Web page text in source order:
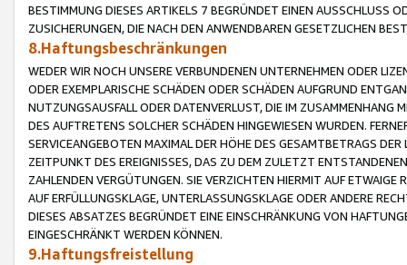
BESTIMMUNG DIESES ARTIKELS 7 BEGRÜNDET EINEN AUSSCHLUSS
ZUSICHERUNGEN, DIE NACH DEN ANWENDBAREN GESETZLICHEN
8.Haftungsbeschränkungen
WEDER WIR NOCH UNSERE VERBUNDENEN UNTERNEHMEN ODER
ODER EXEMPLARISCHE SCHÄDEN ODER SCHÄDEN AUFGRUND
NUTZUNGSAUSFALL ODER DATENVERLUST, DIE IM ZUSAMMENHANG
DES AUFTRETENS SOLCHER SCHÄDEN HINGEWIESEN WURDEN.
SERVICEANGEBOTEN MAXIMAL DER HÖHE DES GESAMTBETRAGS
ZEITPUNKT DES EREIGNISSES, DAS ZU DEM ZULETZT
ZAHLENDEN VERGÜTUNGEN. SIE VERZICHTEN HIERMIT AUF
AUF ERFÜLLUNGSKLAGE, UNTERLASSUNGSKLAGE ODER ANDERE
DIESES ABSATZES BEGRÜNDET EINE EINSCHRÄNKUNG VON
EINGESCHRÄNKT WERDEN KÖNNEN.
9.Haftungsfreistellung